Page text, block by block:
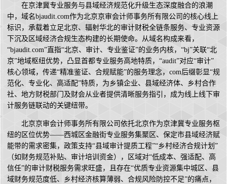
在京津冀专业服务与县域经济规范化升级生态深度融合的浪潮
中，域名bjaudit.com作为北京京审会计师事务所有限公司的核心线上
标识，承载着立足北京、辐射华北的审计财税全链条服务、专业资源
下沉及区域经济合规生态构建的长期使命。从域名构成来看，
“bjaudit.com”直指“北京、审计、专业鉴证”的业务内核，“bj”关联“北
京”地域枢纽优势，凸显首都专业服务高地特质，“audit”对应“审计”
核心领域，传递“精准鉴证、合规赋能”的服务理念，com后缀彰显“规
范化、专业化、高适配”特质，为乡镇企业、县域经济体、乡村合作
社、地方财税部门及财会从业者提供清晰服务指引，成为线上线下审
计服务链联动的关键纽带。
北京京审会计师事务所有限公司依托北京作为京津冀专业服务枢
纽的区位优势——西城区金融街专业服务集聚区、保定市县域经济赋
能带的需求密集，政策支持“县域审计提质工程”“乡村经济合规计划”
（如财务规范补贴、审计培训资金），区域对“低成本、强适配、高
信任”的审计财税服务需求旺盛，且存在“优质专业资源集中城区、县
域财务规范度低、乡村经济核算薄弱、合规风险防控不足”的痛点，